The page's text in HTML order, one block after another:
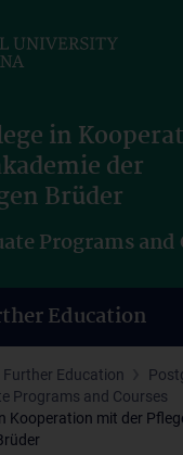
in
der
Brüder
Programs and
Education
Further Education
Programs and Courses
Kooperation mit der